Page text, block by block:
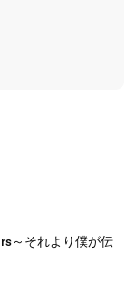
～それより僕が伝